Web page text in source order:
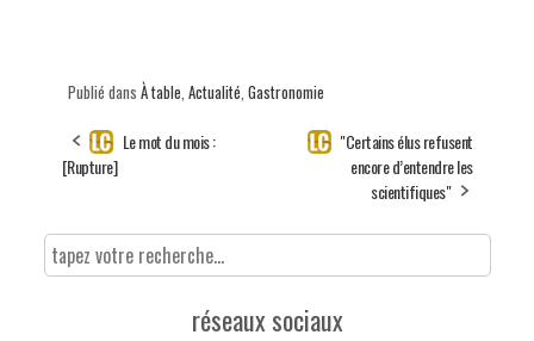
Publié dans À table Actualité Gastronomie
Le mot du mois :
[Rupture]
"Certains élus refusent
encore d’entendre les
scientifiques"
réseaux sociaux